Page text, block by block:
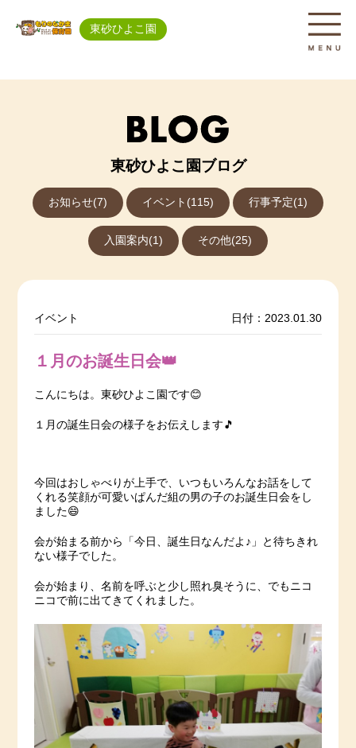
東砂ひよこ園
東砂ひよこ園ブログ
お知らせ(7) イベント(115) 行事予定(1)
入園案内(1) その他(25)
イベント 日付：2023.01.30
１月のお誕生日会👑
こんにちは。東砂ひよこ園です😊
１月の誕生日会の様子をお伝えします🎵
今回はおしゃべりが上手で、いつもいろんなお話をして
くれる笑顔が可愛いぱんだ組の男の子のお誕生日会をし
ました😄
会が始まる前から「今日、誕生日なんだよ♪」と待ちきれ
ない様子でした。
会が始まり、名前を呼ぶと少し照れ臭そうに、でもニコ
ニコで前に出てきてくれました。